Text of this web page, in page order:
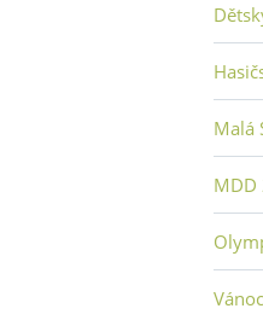
Malá
MDD